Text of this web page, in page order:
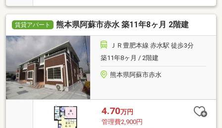
賃貸アパート 熊本県阿蘇市赤水 築11年8ヶ月 2階建
ＪＲ豊肥本線 赤水駅 徒歩3分
築11年8ヶ月 / 2階建
熊本県阿蘇市赤水
4.70万円
管理費2,900円